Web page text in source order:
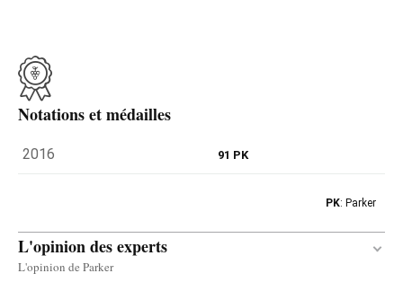
Notations et médailles
2016 91 PK
PK: Parker
L'opinion des experts
L'opinion de Parker